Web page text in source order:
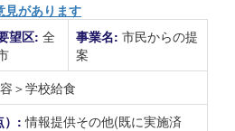
見があります
望区: 全
事業名: 市民からの提
案
＞学校給食
）:情報提供その他(既に実施済